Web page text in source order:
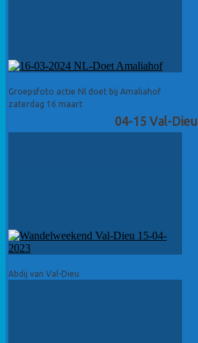
Groepsfoto actie Nl doet bij Amaliahof
zaterdag 16 maart
04-15 Val-Dieu
Abdij van Val-Dieu